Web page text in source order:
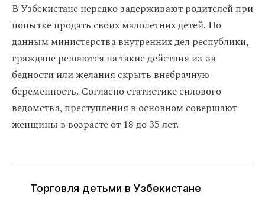
В Узбекистане нередко задерживают родителей при
попытке продать своих малолетних детей. По
данным министерства внутренних дел республики,
граждане решаются на такие действия из-за
бедности или желания скрыть внебрачную
беременность. Согласно статистике силового
ведомства, преступления в основном совершают
женщины в возрасте от 18 до 35 лет.
Торговля детьми в Узбекистане